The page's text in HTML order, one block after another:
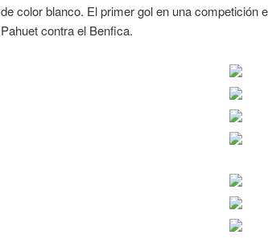
de color blanco. El primer gol en una competición
Pahuet contra el Benfica.